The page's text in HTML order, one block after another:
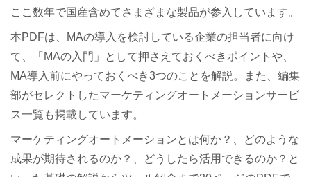
ここ数年で国産含めてさまざまな製品が参入しています。
本PDFは、MAの導入を検討している企業の担当者に向け
て、「MAの入門」として押さえておくべきポイントや、
MA導入前にやっておくべき3つのことを解説。また、編集
部がセレクトしたマーケティングオートメーションサービ
ス一覧も掲載しています。
マーケティングオートメーションとは何か？、どのような
成果が期待されるのか？、どうしたら活用できるのか？と